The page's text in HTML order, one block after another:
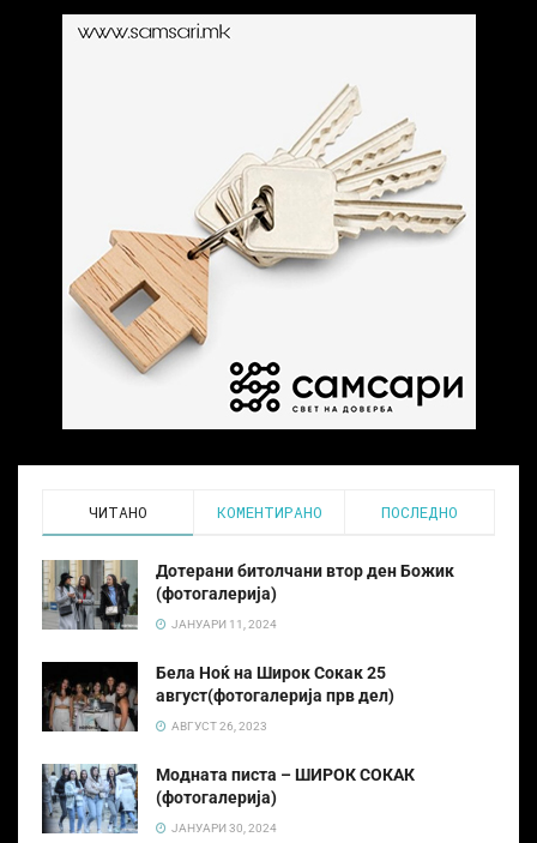
ЧИТАНО КОМЕНТИРАНО ПОСЛЕДНО
Дотерани битолчани втор ден Божик
(фотогалерија)
ЈАНУАРИ 11, 2024
Бела Ноќ на Широк Сокак 25
август(фотогалерија прв дел)
АВГУСТ 26, 2023
Модната писта – ШИРОК СОКАК
(фотогалерија)
ЈАНУАРИ 30, 2024